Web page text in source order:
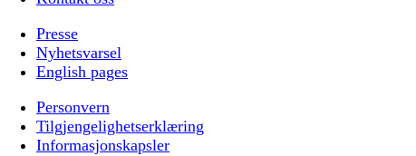
Presse
Nyhetsvarsel
English pages
Personvern
Tilgjengelighetserklæring
Informasjonskapsler